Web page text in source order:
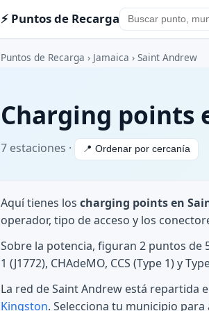
⚡ Puntos de Recarga
Puntos de Recarga › Jamaica › Saint Andrew
Charging points
7 estaciones · 📍 Ordenar por cercanía
Aquí tienes los charging points en
operador, tipo de acceso y los
Sobre la potencia, figuran 2 puntos de
1 (J1772), CHAdeMO, CCS (Type 1) y
La red de Saint Andrew está repartida
Kingston. Selecciona tu municipio